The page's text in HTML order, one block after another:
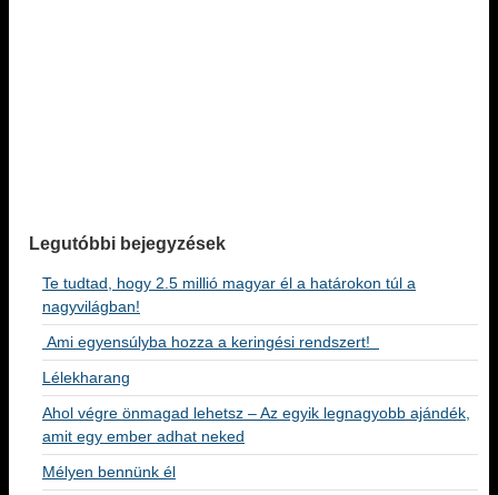
Legutóbbi bejegyzések
Te tudtad, hogy 2.5 millió magyar él a határokon túl a
nagyvilágban!
Ami egyensúlyba hozza a keringési rendszert!
Lélekharang
Ahol végre önmagad lehetsz – Az egyik legnagyobb ajándék,
amit egy ember adhat neked
Mélyen bennünk él